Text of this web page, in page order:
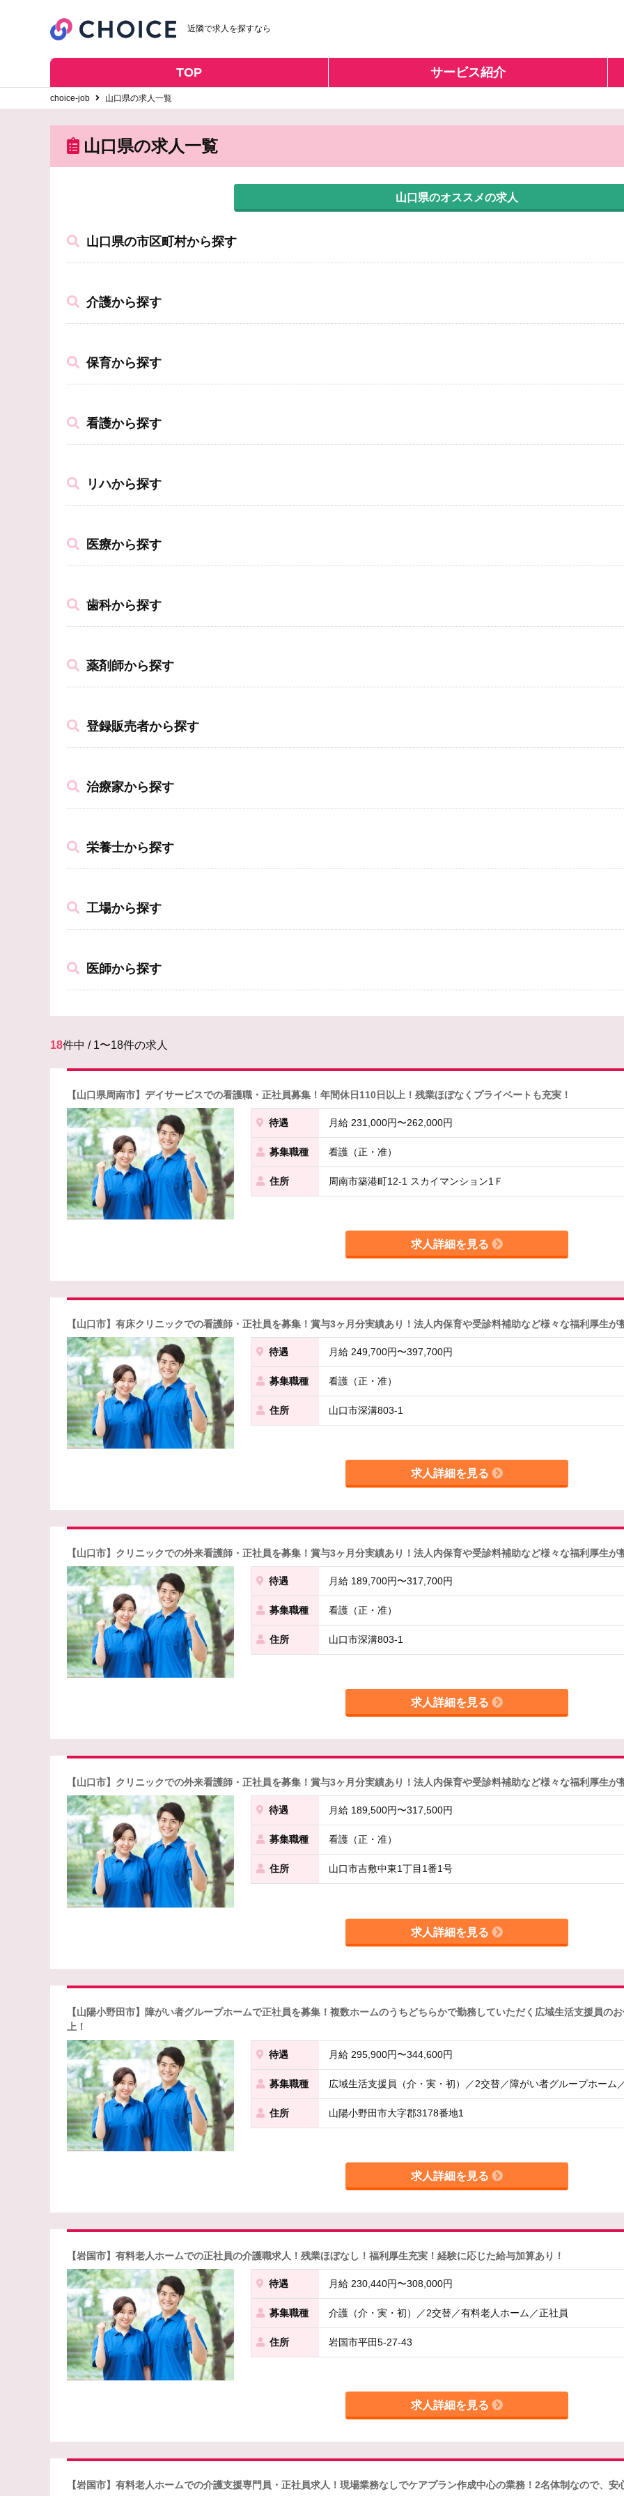
近隣で求人を探すなら
TOP サービス紹介
choice-job 山口県の求人一覧
山口県の求人一覧
山口県のオススメの求人
山口県の市区町村から探す
介護から探す
保育から探す
看護から探す
リハから探す
医療から探す
歯科から探す
薬剤師から探す
登録販売者から探す
治療家から探す
栄養士から探す
工場から探す
医師から探す
18件中 / 1〜18件の求人
【山口県周南市】デイサービスでの看護職・正社員募集！年間休日110日以上！残業ほぼなくプライベートも充実！
待遇 月給 231,000円〜262,000円
募集職種 看護（正・准）
住所 周南市築港町12-1 スカイマンション1Ｆ
求人詳細を見る
【山口市】有床クリニックでの看護師・正社員を募集！賞与3ヶ月分実績あり！法人内保育や受診料補助など様々な福利厚生が
待遇 月給 249,700円〜397,700円
募集職種 看護（正・准）
住所 山口市深溝803-1
求人詳細を見る
【山口市】クリニックでの外来看護師・正社員を募集！賞与3ヶ月分実績あり！法人内保育や受診料補助など様々な福利厚生が
待遇 月給 189,700円〜317,700円
募集職種 看護（正・准）
住所 山口市深溝803-1
求人詳細を見る
【山口市】クリニックでの外来看護師・正社員を募集！賞与3ヶ月分実績あり！法人内保育や受診料補助など様々な福利厚生が
待遇 月給 189,500円〜317,500円
募集職種 看護（正・准）
住所 山口市吉敷中東1丁目1番1号
求人詳細を見る
【山陽小野田市】障がい者グループホームで正社員を募集！複数ホームのうちどちらかで勤務していただく広域生活支援員の
上！
待遇 月給 295,900円〜344,600円
募集職種 広域生活支援員（介・実・初）／2交替／障がい者グループホーム
住所 山陽小野田市大字郡3178番地1
求人詳細を見る
【岩国市】有料老人ホームでの正社員の介護職求人！残業ほぼなし！福利厚生充実！経験に応じた給与加算あり！
待遇 月給 230,440円〜308,000円
募集職種 介護（介・実・初）／2交替／有料老人ホーム／正社員
住所 岩国市平田5-27-43
求人詳細を見る
【岩国市】有料老人ホームでの介護支援専門員・正社員求人！現場業務なしでケアプラン作成中心の業務！2名体制なので、安